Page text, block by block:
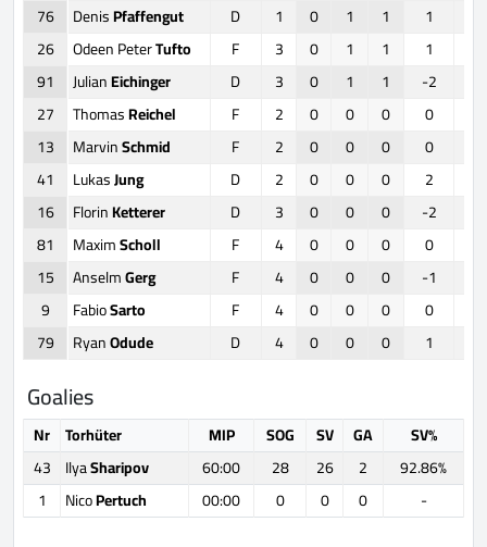
76
DenisPfaffengut D 1 0 1 1 1
26
Odeen PeterTufto F 3 0 1 1 1
91
JulianEichinger D 3 0 1 1 -2
27
ThomasReichel F 2 0 0 0 0
13
MarvinSchmid F 2 0 0 0 0
41
LukasJung D 2 0 0 0 2
16
FlorinKetterer D 3 0 0 0 -2
81
MaximScholl F 4 0 0 0 0
15
AnselmGerg F 4 0 0 0 -1
9
FabioSarto F 4 0 0 0 0
79
RyanOdude D 4 0 0 0 1
Goalies
Nr Torhüter MIP SOG SV GA
SV%
43 IlyaSharipov 60:00 28 26 2
92.86%
1
NicoPertuch 00:00 0 0 0 -